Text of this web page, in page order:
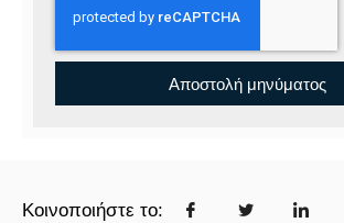
Αποστολή μηνύματος
Κοινοποιήστε το: